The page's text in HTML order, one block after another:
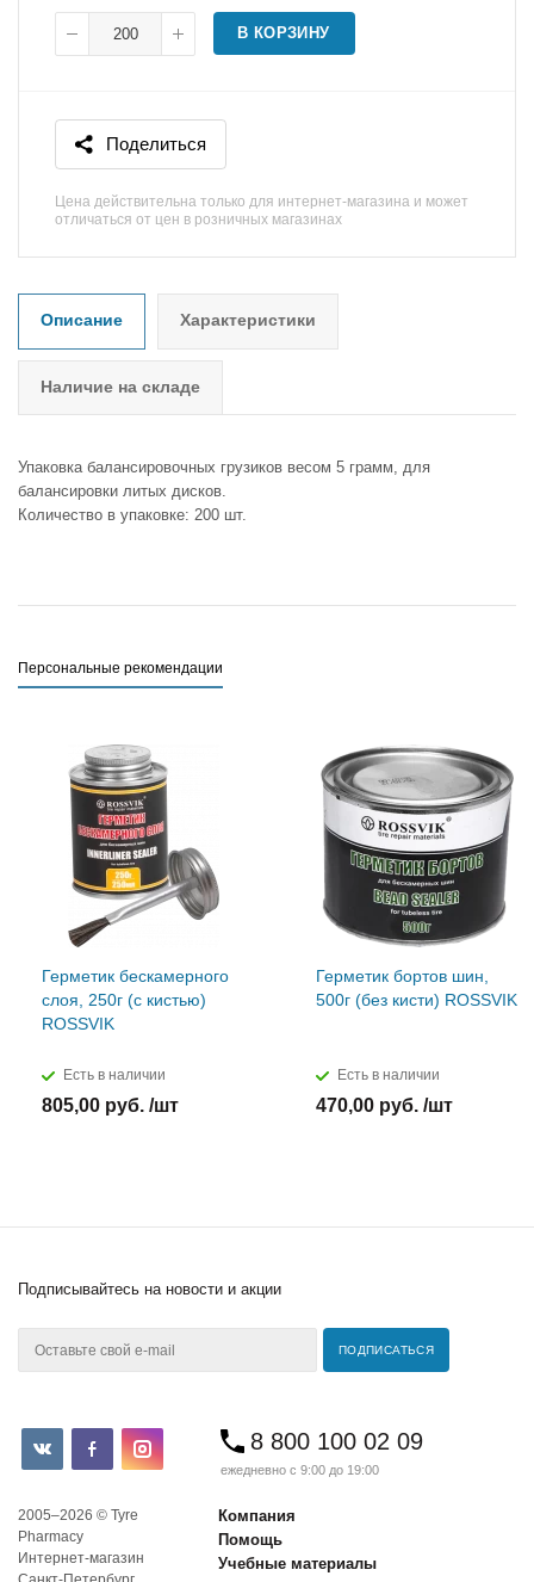
В КОРЗИНУ
Поделиться
Цена действительна только для интернет-магазина и может
отличаться от цен в розничных магазинах
Описание Характеристики
Наличие на складе
Упаковка балансировочных грузиков весом 5 грамм, для
балансировки литых дисков.
Количество в упаковке: 200 шт.
Персональные рекомендации
Герметик бескамерного
слоя, 250г (с кистью)
ROSSVIK
Есть в наличии
805,00 руб. /шт
Герметик бортов шин,
500г (без кисти) ROSSVIK
Есть в наличии
470,00 руб. /шт
Подписывайтесь на новости и акции
8 800 100 02 09
ежедневно с 9:00 до 19:00
2005–2026 © Tyre
Pharmacy
Интернет-магазин
Компания
Помощь
Учебные материалы